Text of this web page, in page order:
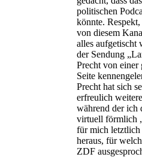
politischen
könnte.
von diesem
alles aufgetischt
der Sendung
Precht von einer
Seite
Precht hat sich
erfreulich
während der ich
virtuell förmlich
für mich letztlich
heraus, für
ZDF